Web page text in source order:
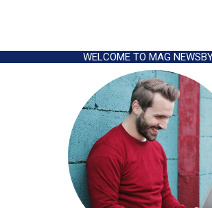
WELCOME TO MAG